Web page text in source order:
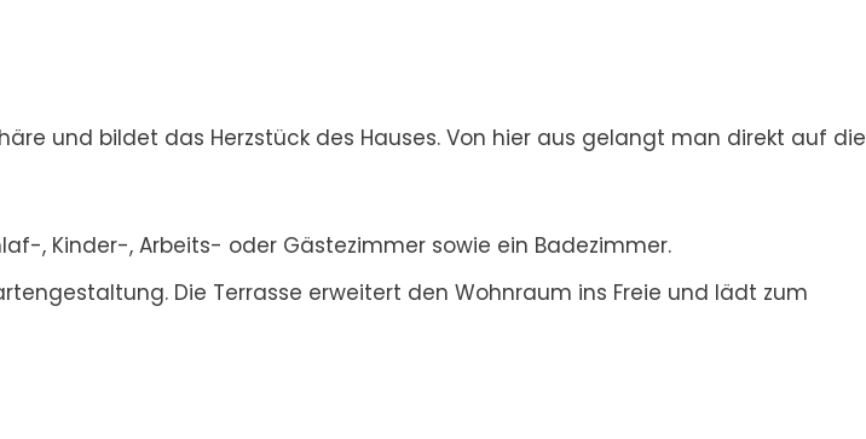
und bildet das Herzstück des Hauses. Von hier aus gelangt man direkt auf die
, Kinder-, Arbeits- oder Gästezimmer sowie ein Badezimmer.
Die Terrasse erweitert den Wohnraum ins Freie und lädt zum